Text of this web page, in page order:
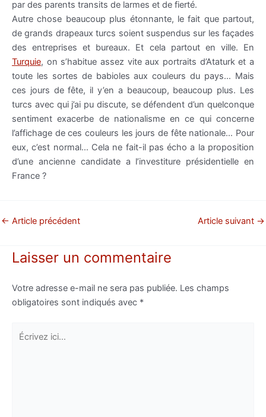
par des parents transits de larmes et de fierté.
Autre chose beaucoup plus étonnante, le fait que partout,
de grands drapeaux turcs soient suspendus sur les façades
des entreprises et bureaux. Et cela partout en ville. En
Turquie, on s’habitue assez vite aux portraits d’Ataturket a
toute les sortes de babioles aux couleurs du pays… Mais
ces jours defête, ily’en a beaucoup, beaucoup plus. Les
turcs avec qui j’ai pu discute, sedéfendent d’un quelconque
sentiment exacerbe de nationalisme en ce qui concerne
l’affichage de ces couleurs les jours de fêtenationale… Pour
eux, c’est normal… Cela ne fait-ilpasécho a la proposition
d’une ancienne candidate a l’investiture présidentielle en
France ?
← Article précédent Article suivant →
Laisser un commentaire
Votre adresse e-mail ne sera pas publiée. Les champs
obligatoires sont indiqués avec *
Écrivez
ici…